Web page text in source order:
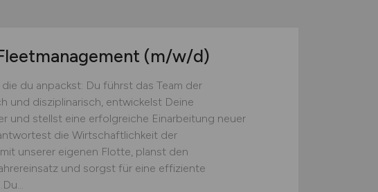
(m/w/d)
du anpackst: Du führst das Team der
und disziplinarisch, entwickelst Deine
und stellst eine erfolgreiche Einarbeitung neuer
die Wirtschaftlichkeit der
unserer eigenen Flotte, planst den
und sorgst für eine effiziente